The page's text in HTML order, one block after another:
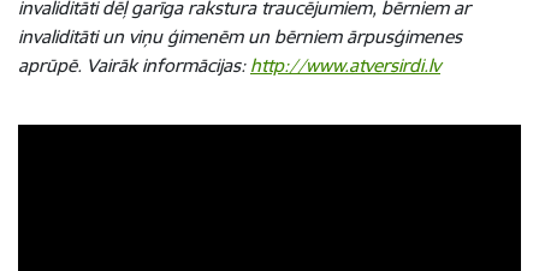
invaliditāti dēļ garīga rakstura traucējumiem, bērniem ar
invaliditāti un viņu ģimenēm un bērniem ārpusģimenes
aprūpē. Vairāk informācijas: http://www.atversirdi.lv